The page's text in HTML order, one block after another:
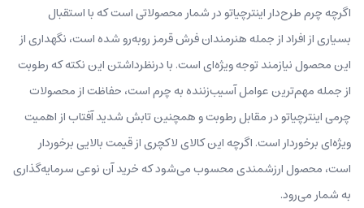
اگرچه چرم طرح‌دار اینترچیاتو در شمار محصولاتی است که با استقبال
بسیاری از افراد از جمله هنرمندان فرش قرمز روبه‌رو شده است، نگهداری از
این محصول نیازمند توجه ویژه‌ای است. با درنظرداشتن این نکته که رطوبت
از جمله مهم‌ترین عوامل آسیب‌زننده به چرم است، حفاظت از محصولات
چرمی اینترچیاتو در مقابل رطوبت و همچنین تابش شدید آفتاب از اهمیت
ویژه‌ای برخوردار است. اگرچه این کالای لاکچری از قیمت بالایی برخوردار
است، محصول ارزشمندی محسوب می‌شود که خرید آن نوعی سرمایه‌گذاری
به شمار می‌رود.